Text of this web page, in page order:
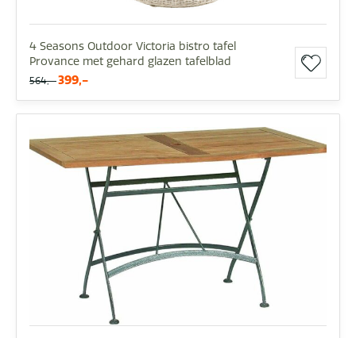
4 Seasons Outdoor Victoria bistro tafel
Provance met gehard glazen tafelblad
564,- 399,-